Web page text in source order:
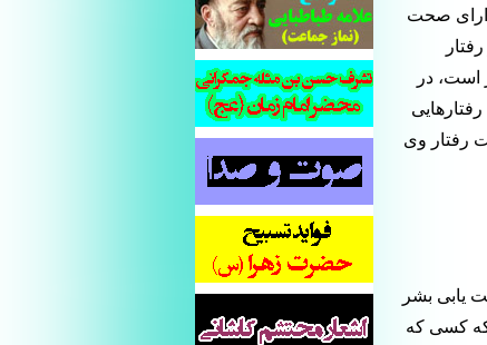
صحت
است، در
رفتار وی
یابی بشر
که کسی که